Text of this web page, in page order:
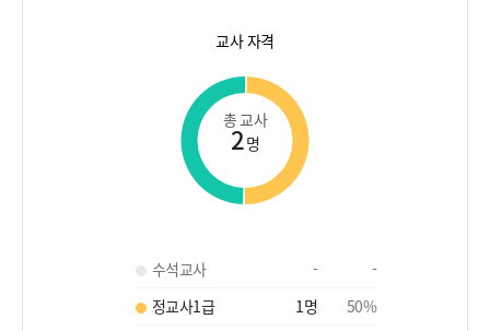
교사 자격
총 교사
2명
수석교사 -
-
정교사1급
1명 50%